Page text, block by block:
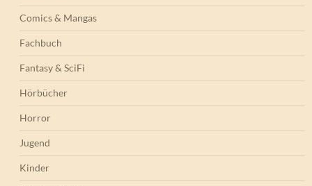
Comics & Mangas
Fachbuch
Fantasy & SciFi
Hörbücher
Horror
Jugend
Kinder